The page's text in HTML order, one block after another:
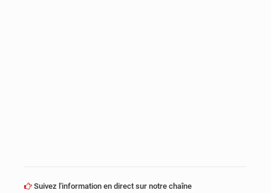
Suivez l'information en direct sur notre chaîne